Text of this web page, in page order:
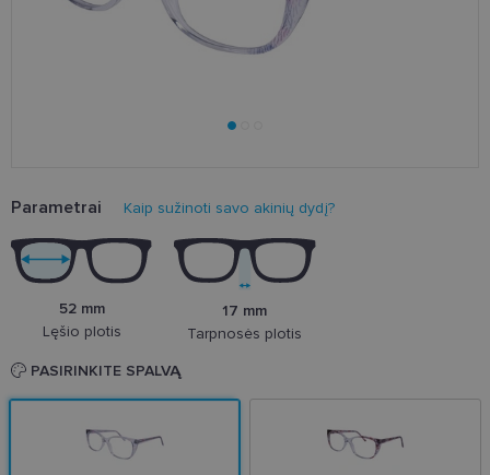
Parametrai Kaip sužinoti savo akinių dydį?
52 mm
Lęšio plotis
17 mm
Tarpnosės plotis
PASIRINKITE SPALVĄ